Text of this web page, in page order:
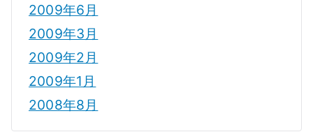
2009年6月
2009年3月
2009年2月
2009年1月
2008年8月